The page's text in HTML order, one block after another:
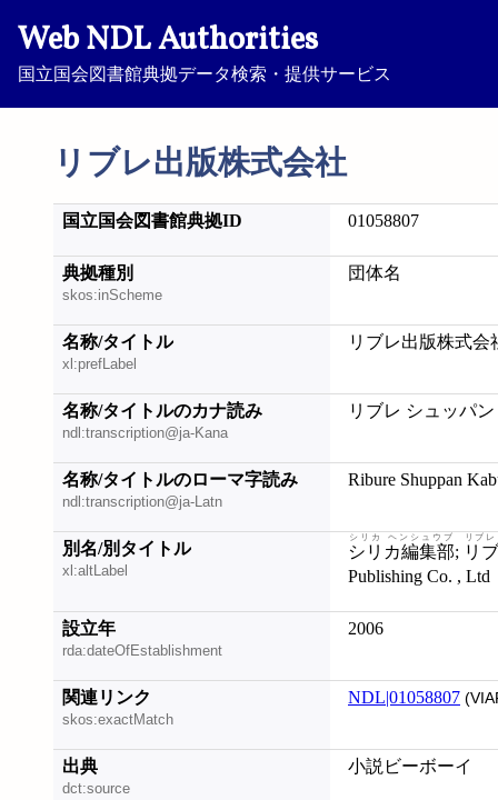
Web NDL Authorities
国立国会図書館典拠データ検索・提供サービス
リブレ出版株式会社
国立国会図書館典拠ID 01058807
典拠種別
skos:inScheme
団体名
名称/タイトル
xl:prefLabel
リブレ出版株式会
名称/タイトルのカナ読み
ndl:transcription@ja-Kana
リブレ シュッパ
名称/タイトルのローマ字読み
ndl:transcription@ja-Latn
Ribure Shuppan
別名/別タイトル
xl:altLabel
シリカ編集部
シリカ ヘンシュウブ
; リ
リブ
Publishing Co. , Ltd
設立年
rda:dateOfEstablishment
2006
関連リンク
skos:exactMatch
NDL|01058807
出典
dct:source
小説ビーボーイ